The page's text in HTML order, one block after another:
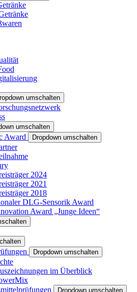
umschalten
umschalten
Award Dropdown umschalten
2024
2021
2018
DLG-Sensorik Award
Award „Junge Ideen“
Dropdown umschalten
im Überblick
Dropdown umschalten